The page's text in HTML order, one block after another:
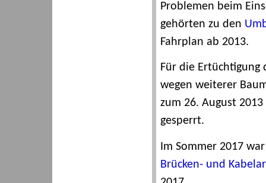
Problemen beim
gehörten zu den
Fahrplan ab 2013.
Für die Ertüchtigung
wegen weiterer
zum 26. August
gesperrt.
Im Sommer 2017
Brücken- und